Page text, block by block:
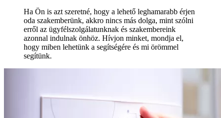
Ha Ön is azt szeretné, hogy a lehető leghamarabb érjen
oda szakemberünk, akkro nincs más dolga, mint szólni
erről az ügyfélszolgálatunknak és szakembereink
azonnal indulnak önhöz. Hívjon minket, mondja el,
hogy miben lehetünk a segítségére és mi örömmel
segítünk.